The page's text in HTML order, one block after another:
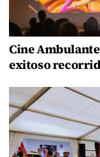
Cine
exitoso